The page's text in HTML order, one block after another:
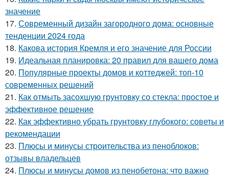
значение
17. Современный дизайн загородного дома: основные
тенденции 2024 года
18. Какова история Кремля и его значение для России
19. Идеальная планировка: 20 правил для вашего дома
20. Популярные проекты домов и коттеджей: топ-10
современных решений
21. Как отмыть засохшую грунтовку со стекла: простое и
эффективное решение
22. Как эффективно убрать грунтовку глубокого: советы и
рекомендации
23. Плюсы и минусы строительства из пеноблоков:
отзывы владельцев
24. Плюсы и минусы домов из пенобетона: что важно